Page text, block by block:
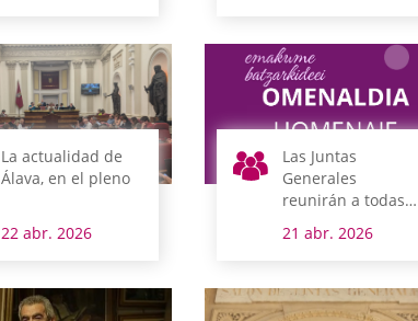
La actualidad de
Álava, en el pleno
22 abr. 2026
Las Juntas
Generales
reunirán a todas
junteras de la
21 abr. 2026